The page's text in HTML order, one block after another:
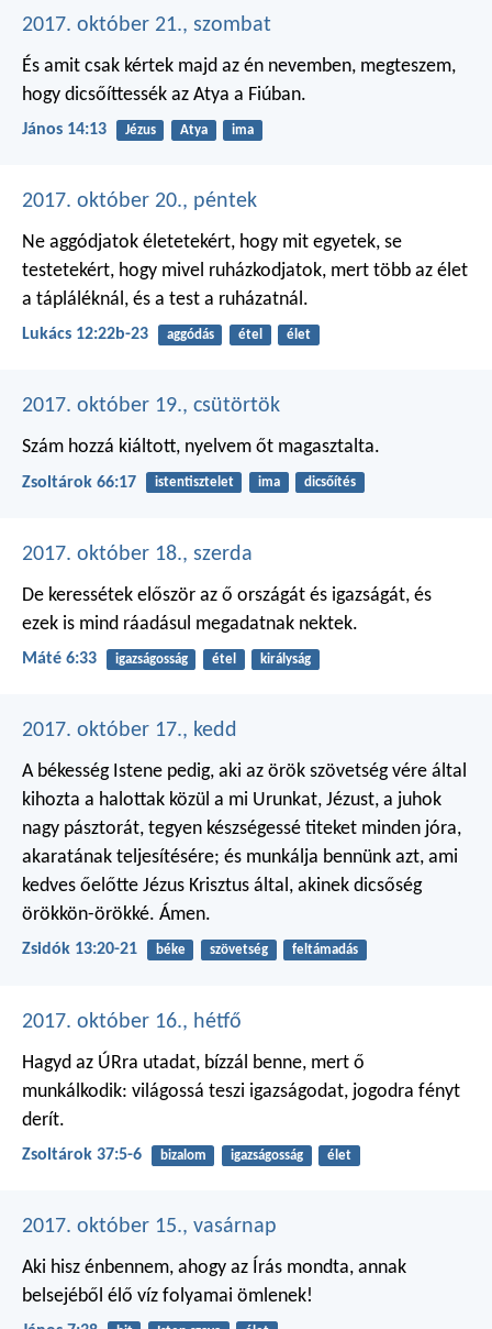
2017. október 21., szombat
És amit csak kértek majd az én nevemben, megteszem,
hogy dicsőíttessék az Atya a Fiúban.
János 14:13 Jézus Atya ima
2017. október 20., péntek
Ne aggódjatok életetekért, hogy mit egyetek, se
testetekért, hogy mivel ruházkodjatok, mert több az élet
a tápláléknál, és a test a ruházatnál.
Lukács 12:22b-23 aggódás étel élet
2017. október 19., csütörtök
Szám hozzá kiáltott, nyelvem őt magasztalta.
Zsoltárok 66:17 istentisztelet ima dicsőítés
2017. október 18., szerda
De keressétek először az ő országát és igazságát, és
ezek is mind ráadásul megadatnak nektek.
Máté 6:33 igazságosság étel királyság
2017. október 17., kedd
A békesség Istene pedig, aki az örök szövetség vére által
kihozta a halottak közül a mi Urunkat, Jézust, a juhok
nagy pásztorát, tegyen készségessé titeket minden jóra,
akaratának teljesítésére; és munkálja bennünk azt, ami
kedves őelőtte Jézus Krisztus által, akinek dicsőség
örökkön-örökké. Ámen.
Zsidók 13:20-21 béke szövetség feltámadás
2017. október 16., hétfő
Hagyd az ÚRra utadat, bízzál benne, mert ő
munkálkodik: világossá teszi igazságodat, jogodra fényt
derít.
Zsoltárok 37:5-6 bizalom igazságosság élet
2017. október 15., vasárnap
Aki hisz énbennem, ahogy az Írás mondta, annak
belsejéből élő víz folyamai ömlenek!